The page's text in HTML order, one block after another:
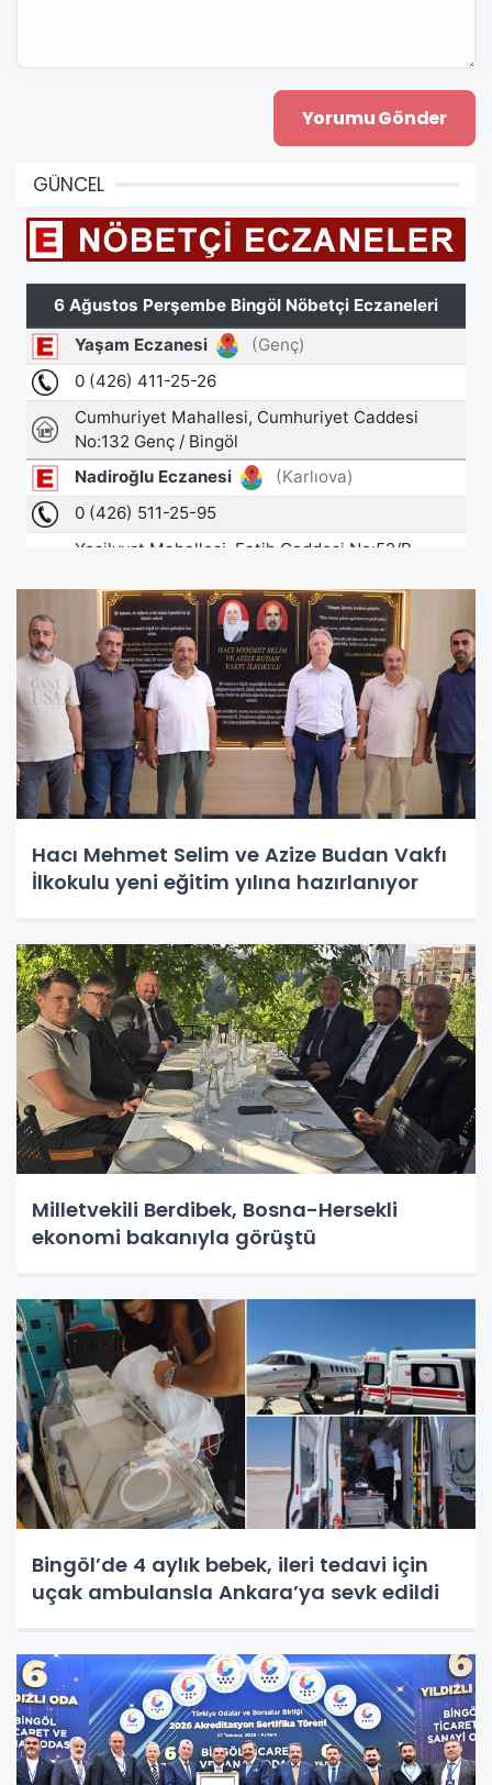
GÜNCEL
Hacı Mehmet Selim ve Azize Budan Vakfı
İlkokulu yeni eğitim yılına hazırlanıyor
Milletvekili Berdibek, Bosna-Hersekli
ekonomi bakanıyla görüştü
Bingöl’de 4 aylık bebek, ileri tedavi için
uçak ambulansla Ankara’ya sevk edildi